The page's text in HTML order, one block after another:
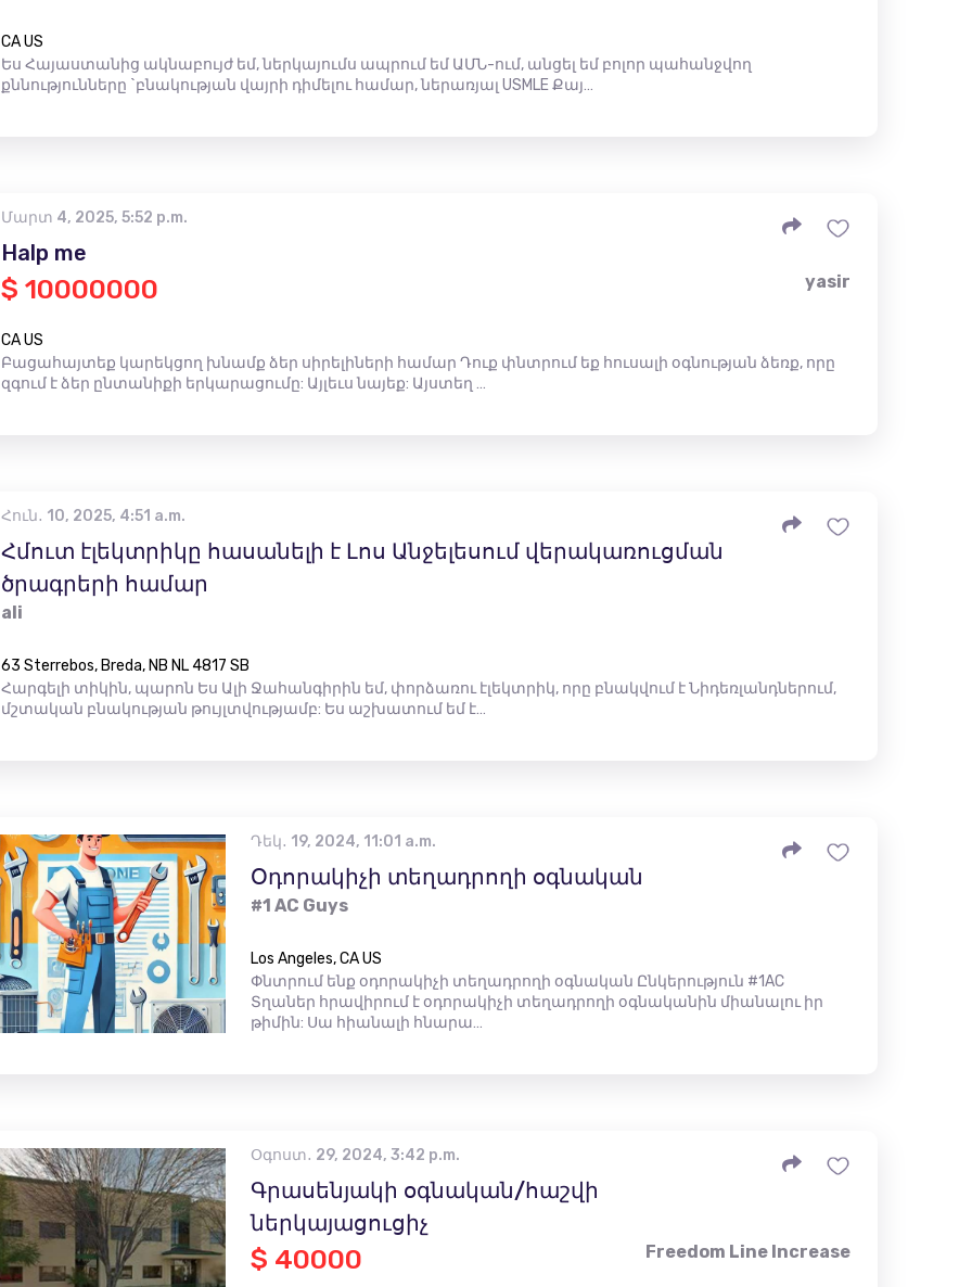
CA US
Ես Հայաստանից ակնաբույժ եմ, ներկայումս ապրում եմ ԱՄՆ-ում, անցել եմ բոլոր պահանջվող
քննությունները `բնակության վայրի դիմելու համար, ներառյալ USMLE Քայ…
Մարտ 4, 2025, 5:52 p.m.
Halp me
$ 10000000 yasir
CA US
Բացահայտեք կարեկցող խնամք ձեր սիրելիների համար Դուք փնտրում եք հուսալի օգնության ձեռք, որը
զգում է ձեր ընտանիքի երկարացումը: Այլեւս նայեք: Այստեղ …
Հուն․ 10, 2025, 4:51 a.m.
Հմուտ էլեկտրիկը հասանելի է Լոս Անջելեսում վերակառուցման
ծրագրերի համար
ali
63 Sterrebos, Breda, NB NL 4817 SB
Հարգելի տիկին, պարոն Ես Ալի Ջահանգիրին եմ, փորձառու էլեկտրիկ, որը բնակվում է Նիդեռլանդներում,
մշտական ​​բնակության թույլտվությամբ: Ես աշխատում եմ է…
Դեկ․ 19, 2024, 11:01 a.m.
Օդորակիչի տեղադրողի օգնական
#1 AC Guys
Los Angeles, CA US
Փնտրում ենք օդորակիչի տեղադրողի օգնական Ընկերություն #1AC
Տղաներ հրավիրում է օդորակիչի տեղադրողի օգնականին միանալու իր
թիմին: Սա հիանալի հնարա…
Օգոստ․ 29, 2024, 3:42 p.m.
Գրասենյակի օգնական/հաշվի
ներկայացուցիչ
$ 40000 Freedom Line Increase